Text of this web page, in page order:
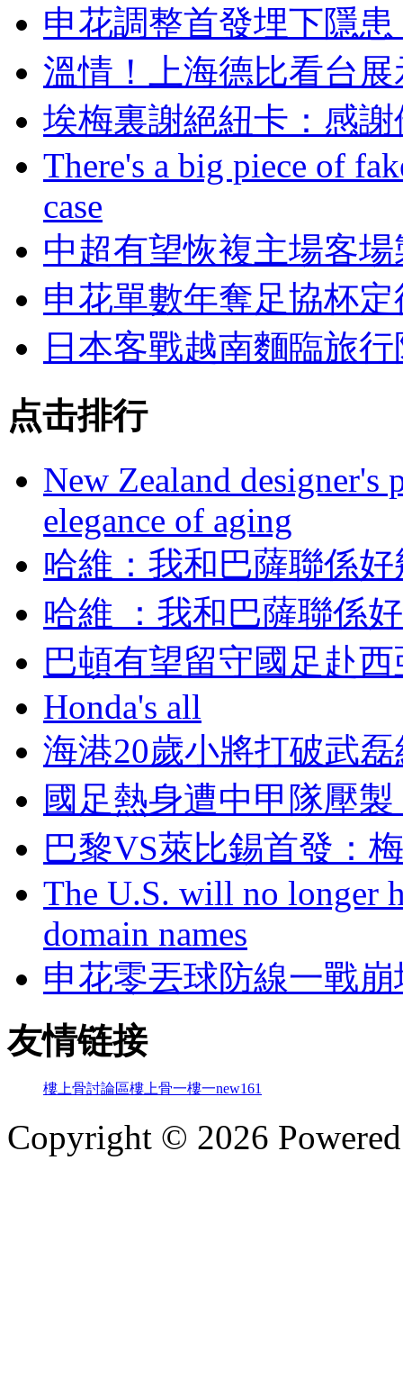
申花調整首發埋下隱
溫情！上海德比看
埃梅裏謝絕紐卡：
There's a big piece of
case
中超有望恢複主場客
申花單數年奪足協杯
日本客戰越南麵臨旅
点击排行
New Zealand designer's
elegance of aging
哈維：我和巴薩聯
哈維 ：我和巴薩聯
巴頓有望留守國足赴
Honda's all
海港20歲小將打破武
國足熱身遭中甲隊壓
巴黎VS萊比錫首發
The U.S. will no longer
domain names
申花零丟球防線一戰
友情链接
樓上骨討論區樓上骨一樓一new161
Copyright © 2026